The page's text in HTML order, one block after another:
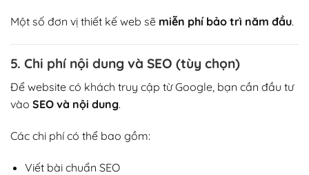
Một số đơn vị thiết kế web sẽ miễn phí bảo trì năm đầu.
5. Chi phí nội dung và SEO (tùy chọn)
Để website có khách truy cập từ Google, bạn cần đầu tư
vào SEO và nội dung.
Các chi phí có thể bao gồm:
Viết bài chuẩn SEO